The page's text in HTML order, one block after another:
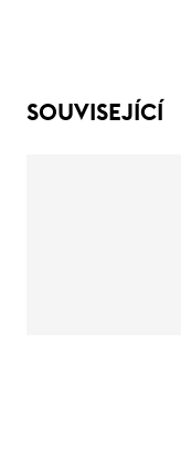
SOUVISEJÍCÍ